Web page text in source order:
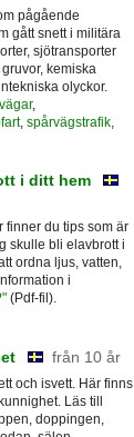
pågående
gått snett i militära
sjötransporter
kemiska
olyckor.
,
, spårvägstrafik,
i ditt hem
finner du tips som är
skulle bli elavbrott i
ordna ljus, vatten,
i
(Pdf-fil).
från 10 år
och isvett. Här finns
Läs till
doppingen,